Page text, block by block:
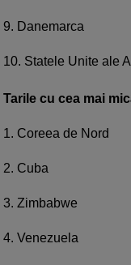
9. Danemarca
10. Statele Unite ale
Tarile cu cea mai
1. Coreea de Nord
2. Cuba
3. Zimbabwe
4. Venezuela